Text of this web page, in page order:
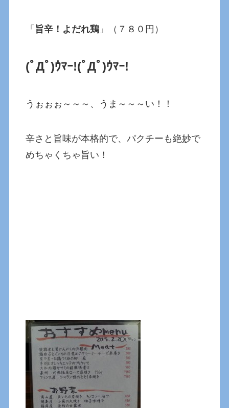
「 旨辛！よだれ鶏 」（７８０円）
(ﾟДﾟ)ｳﾏｰ!(ﾟДﾟ)ｳﾏｰ!
うぉぉぉ～～～、うま～～～い！！
辛さと旨味が本格的で、パクチーも絶妙で
めちゃくちゃ旨い！